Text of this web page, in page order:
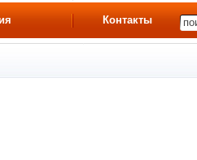
Контакты